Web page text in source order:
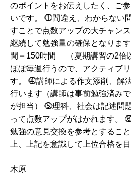
のポイントをお伝えしたく、ご
いです。 ⓵間違え、わからない
すことで点数アップの大チャン
継続して勉強量の確保となり
間＝150時間 （夏期講習の2倍
ほぼ毎週行うので、アクティブ
す。 ⓸講師による作文添削、解
行います（講師は事前勉強済み
が担当） ⓹理科、社会は記述問
って点数アップがはかれます。
勉強の意見交換を参考とする
上、上記を意識して上位合格を
木原